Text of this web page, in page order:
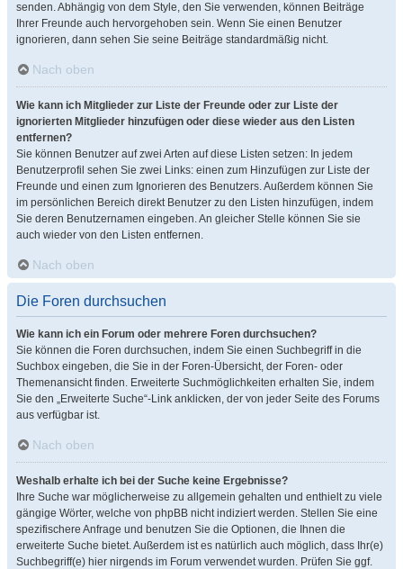
senden. Abhängig von dem Style, den Sie verwenden, können Beiträge
Ihrer Freunde auch hervorgehoben sein. Wenn Sie einen Benutzer
ignorieren, dann sehen Sie seine Beiträge standardmäßig nicht.
Nach oben
Wie kann ich Mitglieder zur Liste der Freunde oder zur Liste der
ignorierten Mitglieder hinzufügen oder diese wieder aus den Listen
entfernen?
Sie können Benutzer auf zwei Arten auf diese Listen setzen: In jedem
Benutzerprofil sehen Sie zwei Links: einen zum Hinzufügen zur Liste der
Freunde und einen zum Ignorieren des Benutzers. Außerdem können Sie
im persönlichen Bereich direkt Benutzer zu den Listen hinzufügen, indem
Sie deren Benutzernamen eingeben. An gleicher Stelle können Sie sie
auch wieder von den Listen entfernen.
Nach oben
Die Foren durchsuchen
Wie kann ich ein Forum oder mehrere Foren durchsuchen?
Sie können die Foren durchsuchen, indem Sie einen Suchbegriff in die
Suchbox eingeben, die Sie in der Foren-Übersicht, der Foren- oder
Themenansicht finden. Erweiterte Suchmöglichkeiten erhalten Sie, indem
Sie den „Erweiterte Suche“-Link anklicken, der von jeder Seite des Forums
aus verfügbar ist.
Nach oben
Weshalb erhalte ich bei der Suche keine Ergebnisse?
Ihre Suche war möglicherweise zu allgemein gehalten und enthielt zu viele
gängige Wörter, welche von phpBB nicht indiziert werden. Stellen Sie eine
spezifischere Anfrage und benutzen Sie die Optionen, die Ihnen die
erweiterte Suche bietet. Außerdem ist es natürlich auch möglich, dass Ihr(e)
Suchbegriff(e) hier nirgends im Forum verwendet wurden. Prüfen Sie ggf.